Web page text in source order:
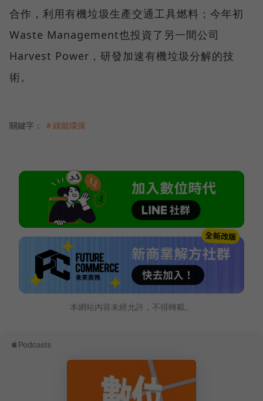
合作，利用有機垃圾生產交通工具燃料；今年初
Waste Management也投資了另一間公司
Harvest Power，研發加速有機垃圾分解的技
術。
關鍵字： ＃綠能環保
本網站內容未經允許，不得轉載。